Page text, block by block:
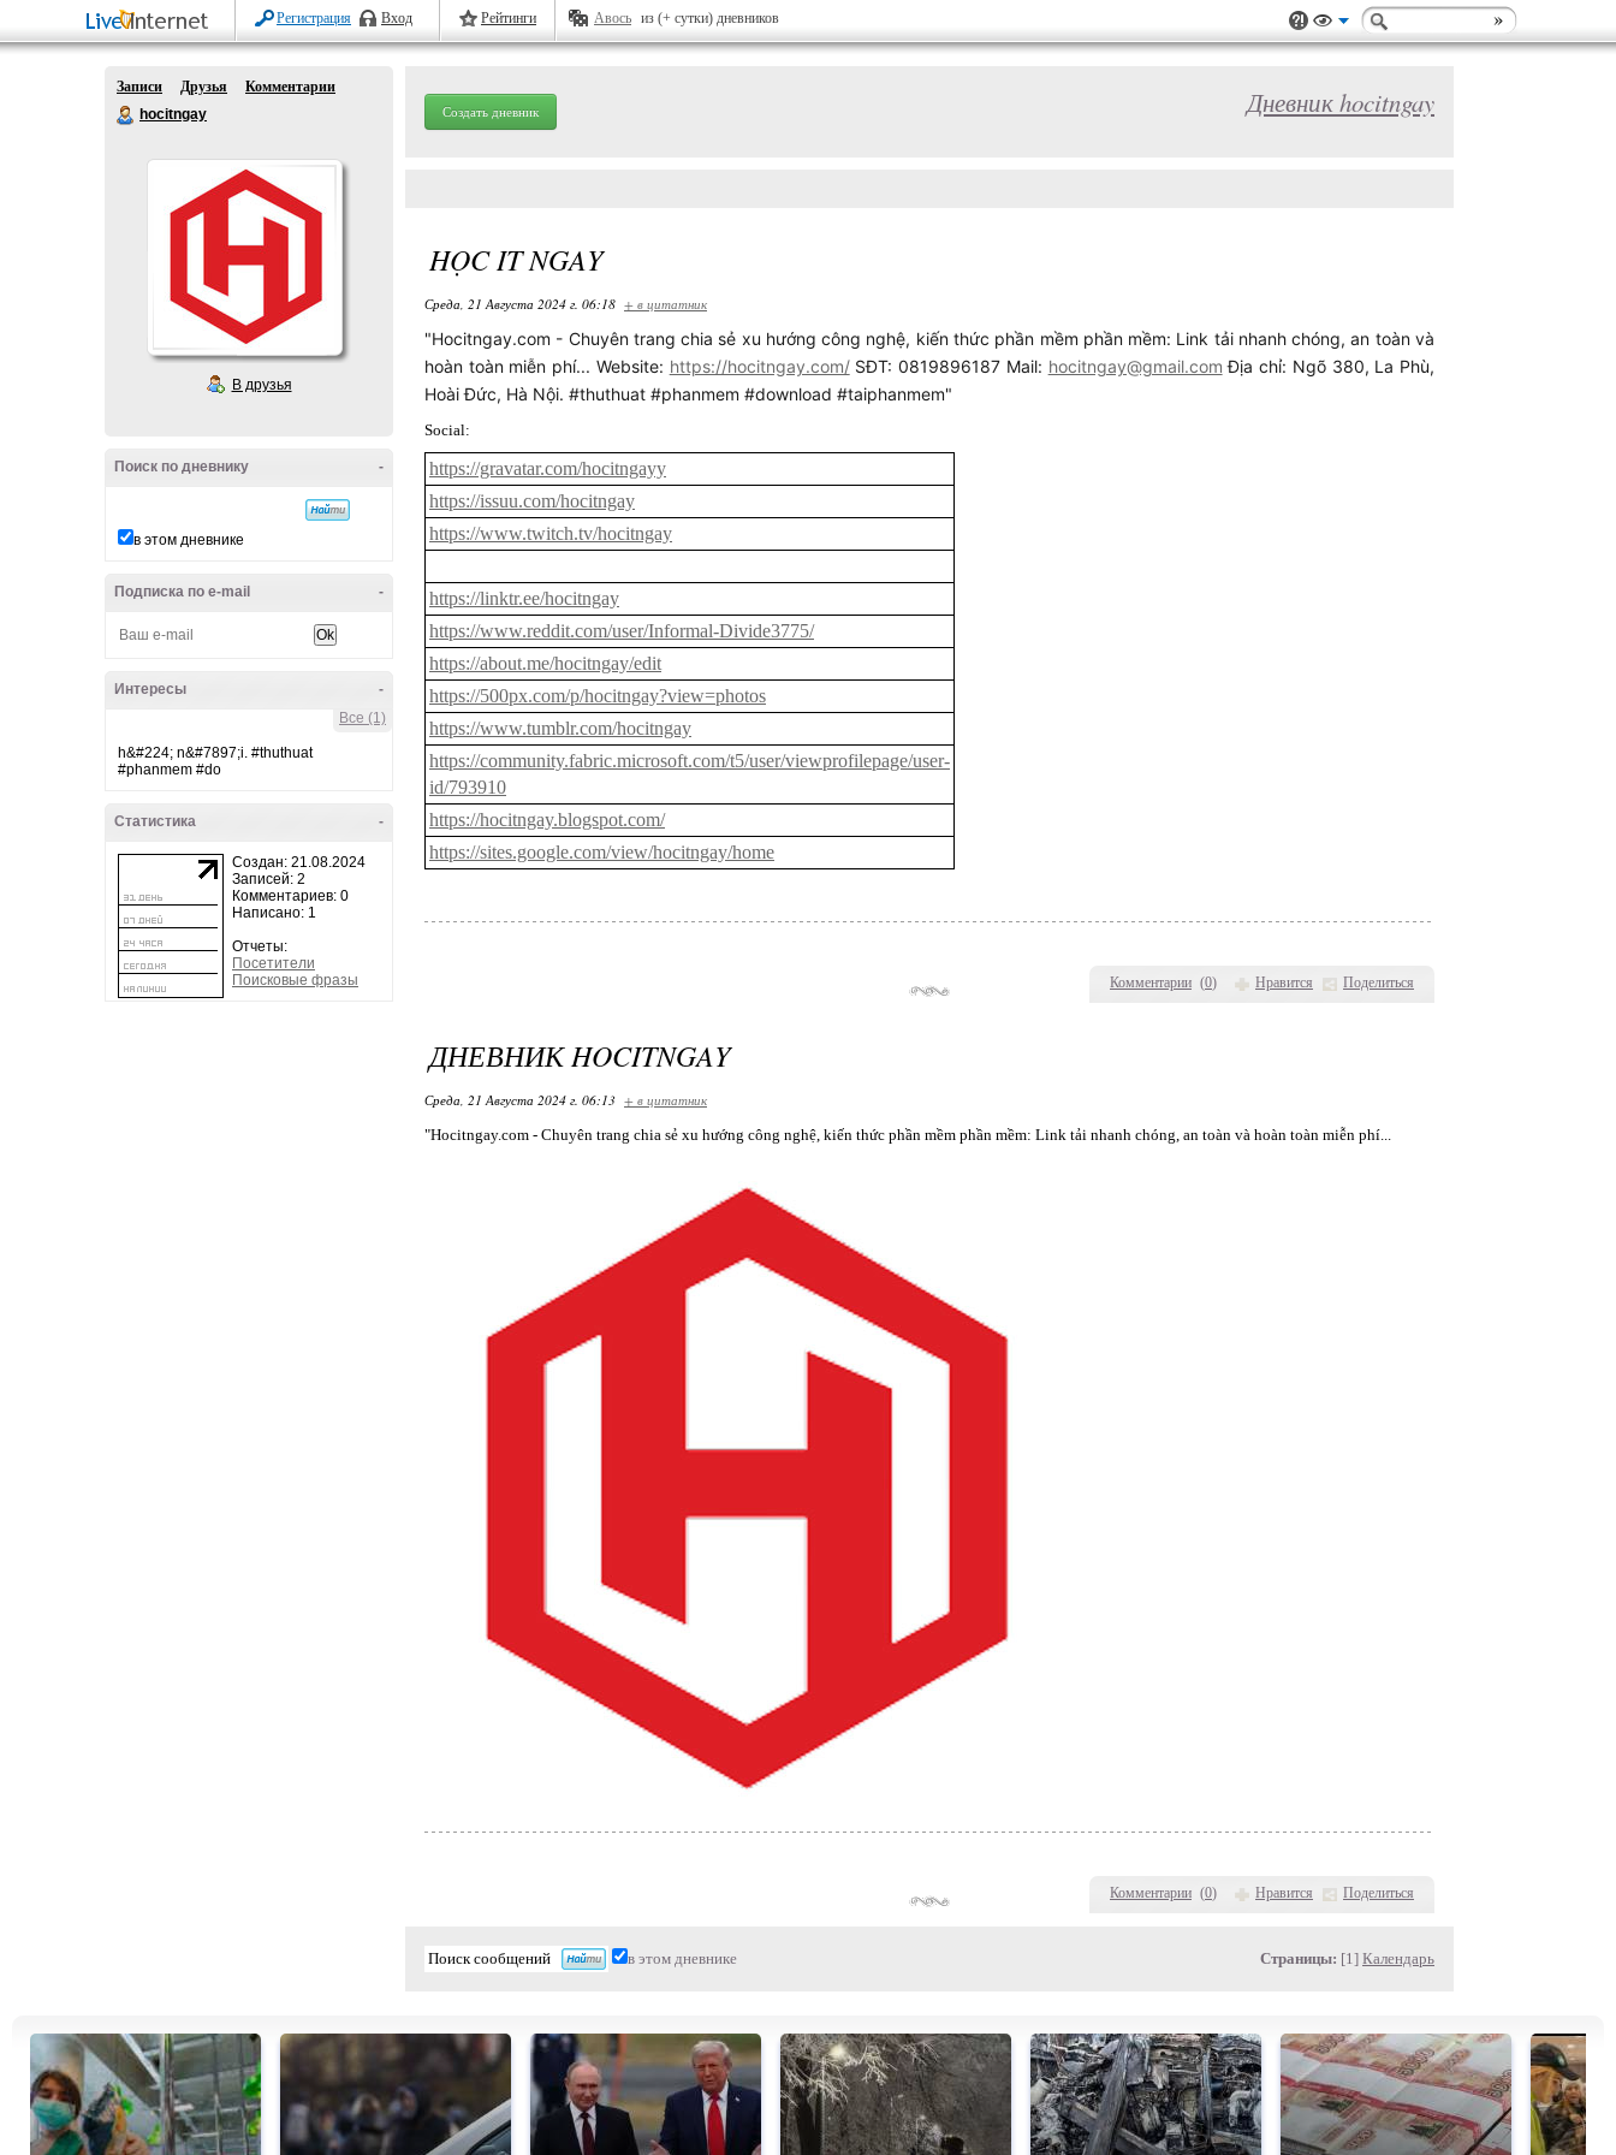
Регистрация Вход Рейтинги Авось из (+ сутки) дневников
Записи Друзья
Комментарии
hocitngay
В друзья
-
Поиск по дневнику
в этом дневнике
-
Подписка по e-mail
-
Интересы
Все (1)
h&#224; n&#7897;i. #thuthuat
#phanmem #do
-
Статистика
Создан: 21.08.2024
Записей: 2
Комментариев: 0
Написано: 1
Отчеты:
Посетители
Поисковые фразы
Создать дневник Дневник hocitngay
Комментарии (0) Нравится Поделиться
HỌC IT NGAY
Среда, 21 Августа 2024 г. 06:18 + в цитатник
"Hocitngay.com - Chuyên trang chia sẻ xu hướng công nghệ, kiến thức phần mềm phần mềm: Link tải nhanh chóng, an toàn và
hoàn toàn miễn phí... Website: https://hocitngay.com/SĐT: 0819896187 Mail: hocitngay@gmail.com Địa chỉ: Ngõ 380, La Phù,
Hoài Đức, Hà Nội. #thuthuat #phanmem #download #taiphanmem"
Social:
https://gravatar.com/hocitngayy
https://issuu.com/hocitngay
https://www.twitch.tv/hocitngay
https://linktr.ee/hocitngay
https://www.reddit.com/user/Informal-Divide3775/
https://about.me/hocitngay/edit
https://500px.com/p/hocitngay?view=photos
https://www.tumblr.com/hocitngay
https://community.fabric.microsoft.com/t5/user/viewprofilepage/user-
id/793910
https://hocitngay.blogspot.com/
https://sites.google.com/view/hocitngay/home
Комментарии (0) Нравится Поделиться
ДНЕВНИК HOCITNGAY
Среда, 21 Августа 2024 г. 06:13 + в цитатник
"Hocitngay.com - Chuyên trang chia sẻ xu hướng công nghệ, kiến thức phần mềm phần mềm: Link tải nhanh chóng, an toàn và hoàn toàn miễn phí...
в этом дневнике Страницы: [1] Календарь